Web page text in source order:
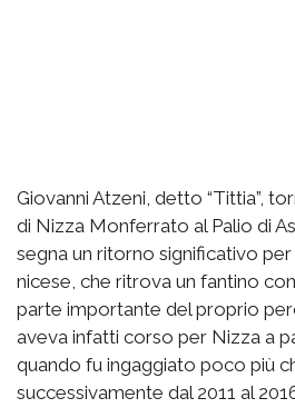
Giovanni Atzeni, detto “Tittia”,
di Nizza Monferrato al Palio di
segna un ritorno significativo
nicese, che ritrova un fantino
parte importante del proprio
aveva infatti corso per Nizza a
quando fu ingaggiato poco più
successivamente dal 2011 al